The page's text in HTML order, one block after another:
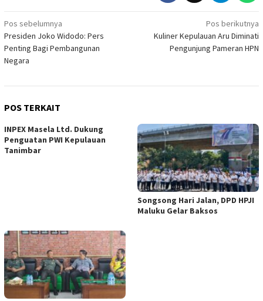
Navigasi
pos
Pos sebelumnya
Presiden Joko Widodo: Pers
Penting Bagi Pembangunan
Negara
Pos berikutnya
Kuliner Kepulauan Aru Diminati
Pengunjung Pameran HPN
POS TERKAIT
INPEX Masela Ltd. Dukung
Penguatan PWI Kepulauan
Tanimbar
Songsong Hari Jalan, DPD HPJI
Maluku Gelar Baksos